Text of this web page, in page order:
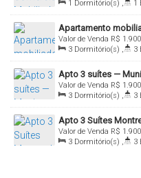
Itapema, Santa
1 Dormitório(s) , 1
Sala(s) , Total: 100.00
Apartamento
completo em Meia
R$
Valor de Venda
Itapema, Santa
3 Dormitório(s) , 3
Sala(s) , 2 Suíte(s) ,
Apto 3 suítes —
R$
Valor de Venda
Catarina, Brasil
3 Dormitório(s) , 3
Suíte(s) , 3 Vaga(s)
Apto 3 Suítes
R$
Valor de Venda
Itapema, Santa
3 Dormitório(s) , 3